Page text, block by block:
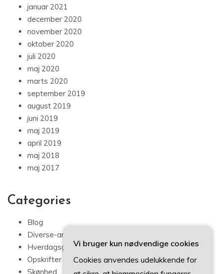
januar 2021
december 2020
november 2020
oktober 2020
juli 2020
maj 2020
marts 2020
september 2019
august 2019
juni 2019
maj 2019
april 2019
maj 2018
maj 2017
Categories
Blog
Diverse-artikler
Hverdagsglimmer
Opskrifter
Skønhed
Vi bruger kun nødvendige cookies
Cookies anvendes udelukkende for